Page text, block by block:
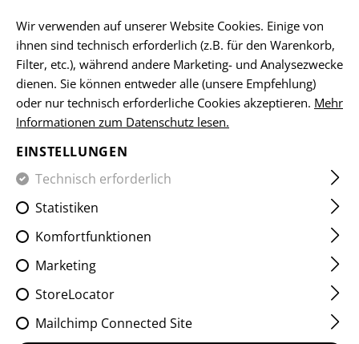
HOME EQUIPMENT ABZEICHEN WOVEN MORAL-
EDELWEISS PATCH OVAL
Wir verwenden auf unserer Website Cookies. Einige von
ihnen sind technisch erforderlich (z.B. für den Warenkorb,
Filter, etc.), während andere Marketing- und Analysezwecke
dienen. Sie können entweder alle (unsere Empfehlung)
oder nur technisch erforderliche Cookies akzeptieren. Mehr
Informationen zum Datenschutz lesen.
EINSTELLUNGEN
Technisch erforderlich
Statistiken
Komfortfunktionen
Marketing
StoreLocator
Mailchimp Connected Site